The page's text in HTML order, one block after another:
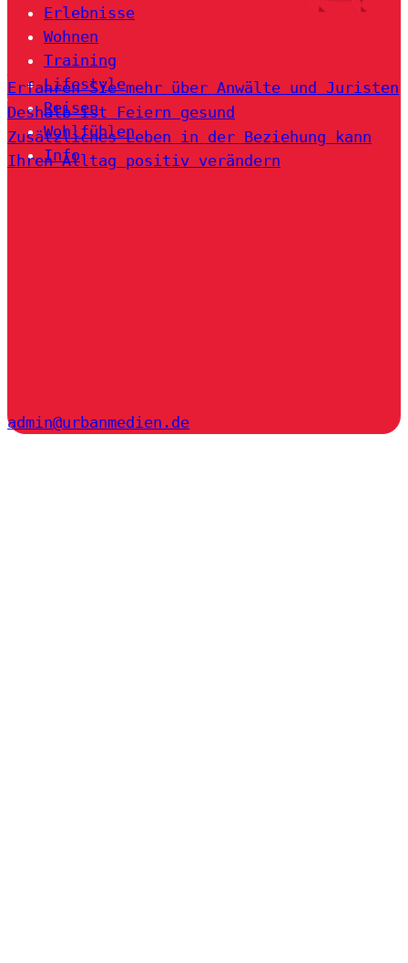
Erlebnisse
Wohnen
Training
Lifestyle
Reisen
Wohlfühlen
Info
Erfahren Sie mehr über Anwälte und Juristen
Deshalb ist Feiern gesund
Zusätzliches Leben in der Beziehung kann
Ihren Alltag positiv verändern
admin@urbanmedien.de